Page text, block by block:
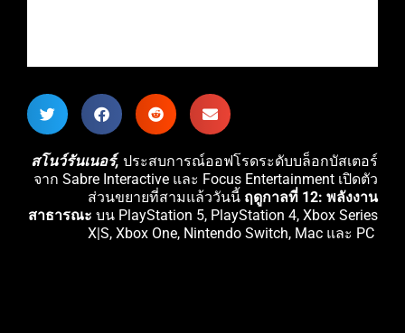
สโนว์รันเนอร์, ประสบการณ์ออฟโรดระดับบล็อกบัสเตอร์
จาก Sabre Interactive และ Focus Entertainment เปิดตัว
ส่วนขยายที่สามแล้ววันนี้ ฤดูกาลที่ 12: พลังงาน
สาธารณะ บน PlayStation 5, PlayStation 4, Xbox Series
X|S, Xbox One, Nintendo Switch, Mac และ PC